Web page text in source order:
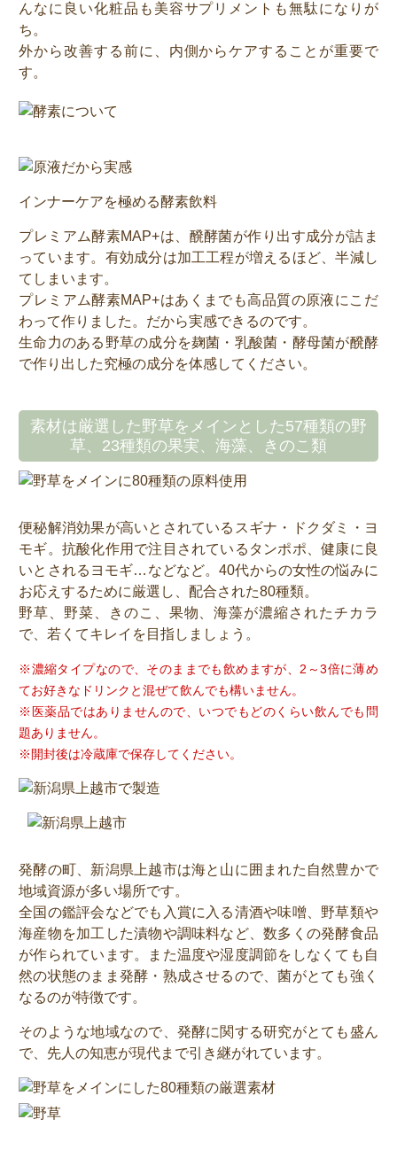
んなに良い化粧品も美容サプリメントも無駄になりが
ち。
外から改善する前に、内側からケアすることが重要で
す。
インナーケアを極める酵素飲料
プレミアム酵素MAP+は、醗酵菌が作り出す成分が詰ま
っています。有効成分は加工工程が増えるほど、半減し
てしまいます。
プレミアム酵素MAP+はあくまでも高品質の原液にこだ
わって作りました。だから実感できるのです。
生命力のある野草の成分を麹菌・乳酸菌・酵母菌が醗酵
で作り出した究極の成分を体感してください。
素材は厳選した野草をメインとした57種類の野
草、23種類の果実、海藻、きのこ類
便秘解消効果が高いとされているスギナ・ドクダミ・ヨ
モギ。抗酸化作用で注目されているタンポポ、健康に良
いとされるヨモギ…などなど。40代からの女性の悩みに
お応えするために厳選し、配合された80種類。
野草、野菜、きのこ、果物、海藻が濃縮されたチカラ
で、若くてキレイを目指しましょう。
※濃縮タイプなので、そのままでも飲めますが、2～3倍に薄め
てお好きなドリンクと混ぜて飲んでも構いません。
※医薬品ではありませんので、いつでもどのくらい飲んでも問
題ありません。
※開封後は冷蔵庫で保存してください。
発酵の町、新潟県上越市は海と山に囲まれた自然豊かで
地域資源が多い場所です。
全国の鑑評会などでも入賞に入る清酒や味噌、野草類や
海産物を加工した漬物や調味料など、数多くの発酵食品
が作られています。また温度や湿度調節をしなくても自
然の状態のまま発酵・熟成させるので、菌がとても強く
なるのが特徴です。
そのような地域なので、発酵に関する研究がとても盛ん
で、先人の知恵が現代まで引き継がれています。